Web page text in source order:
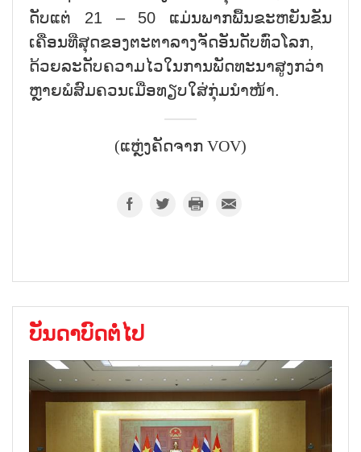
ດັບ​ແຕ່ 21 – 50 ແມ່ນ​ພາກ​ພື້ນ​ຂະ​ຫຍັນ​ຂັນ​
ເຄື່ອນ​ທີ່​ສຸດ​ຂອງ​ຕະ​ຕາ​ລາງ​ຈັດ​ອັ​ນ​ດັບ​ທົ່ວ​ໂລກ,
ດ້ວຍ​ລະ​ດັບ​​ຄວາມ​ໄວ​ໃນ​ການພັດ​ທະ​ນາ​ສູງກວ່າ​
ຫຼາຍ​ພໍ​ສົມ​ຄວນ​ເມື່ອ​ທຽບ​ໃສ່​ກຸ່ມ​ນຳ​ໜ້າ.
(ແຫຼ່ງຄັດຈາກ VOV)
ບັນດາບົດຕໍ່ໄປ